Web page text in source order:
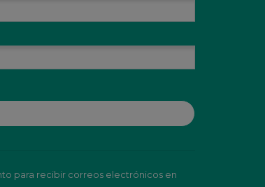
para recibir correos electrónicos en